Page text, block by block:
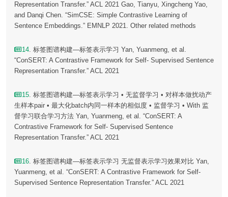
Representation Transfer.” ACL 2021 Gao, Tianyu, Xingcheng Yao,
and Danqi Chen. “SimCSE: Simple Contrastive Learning of
Sentence Embeddings.” EMNLP 2021. Other related methods
14. 标签图谱构建—标签表示学习 Yan, Yuanmeng, et al.
“ConSERT: A Contrastive Framework for Self- Supervised Sentence
Representation Transfer.” ACL 2021
15. 标签图谱构建—标签表示学习 • 无监督学习 • 对样本做扰动产
生样本pair • 最大化batch内同一样本的相似度 • 监督学习 • With 监
督学习联合学习方法 Yan, Yuanmeng, et al. “ConSERT: A
Contrastive Framework for Self- Supervised Sentence
Representation Transfer.” ACL 2021
16. 标签图谱构建—标签表示学习 无监督表示学习效果对比 Yan,
Yuanmeng, et al. “ConSERT: A Contrastive Framework for Self-
Supervised Sentence Representation Transfer.” ACL 2021